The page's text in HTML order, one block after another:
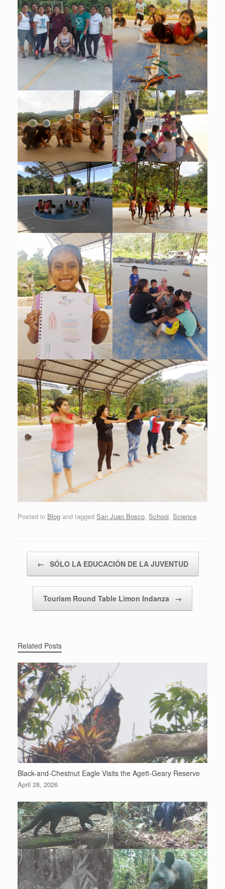
Posted in Blog and tagged San Juan Bosco, School, Science.
← SÓLO LA EDUCACIÓN DE LA JUVENTUD
Tourism Round Table Limon Indanza →
Related Posts
Black-and-Chestnut Eagle Visits the Agett-Geary Reserve
April 28, 2026